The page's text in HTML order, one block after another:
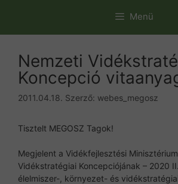
Menü
Nemzeti
Koncepció
2011.04.18. Szerző: webes_megosz
Tisztelt MEGOSZ Tagok!
Megjelent a Vidékfejlesztési
Vidékstratégiai Koncepciójának – 2020
élelmiszer-, környezet- és